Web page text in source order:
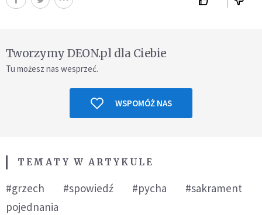
Tworzymy DEON.pl dla Ciebie
Tu możesz nas wesprzeć.
WSPOMÓŻ NAS
TEMATY W ARTYKULE
#grzech #spowiedź #pycha
#sakrament
pojednania